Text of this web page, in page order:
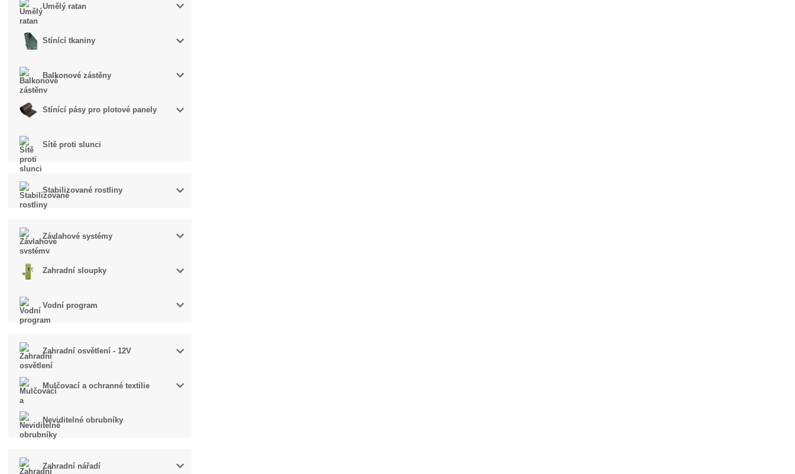
Umělý ratan
Stínící tkaniny
Balkonové zástěny
Stínící pásy pro plotové panely
Sítě proti slunci
Stabilizované rostliny
Závlahové systémy
Zahradní sloupky
Vodní program
Zahradní osvětlení - 12V
Mulčovací a ochranné textilie
Neviditelné obrubníky
Zahradní nářadí